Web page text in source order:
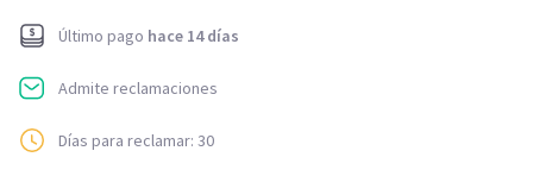
Último pago hace 14 días
Admite reclamaciones
Días para reclamar: 30